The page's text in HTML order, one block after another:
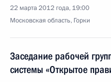
22 марта 2012 года, 19:00
Московская область, Горки
Заседание рабочей
системы «Открытое